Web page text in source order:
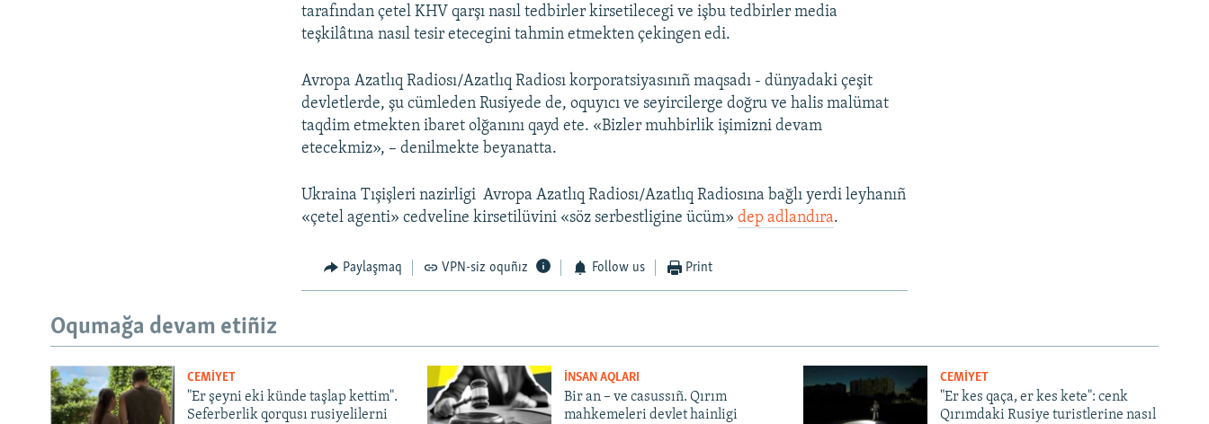
tarafından çetel KHV qarşı nasıl tedbirler kirsetilecegi ve işbu tedbirler media
teşkilâtına nasıl tesir etecegini tahmin etmekten çekingen edi.
Avropa Azatlıq Radiosı/Azatlıq Radiosı korporatsiyasınıñ maqsadı - dünyadaki çeşit
devletlerde, şu cümleden Rusiyede de, oquyıcı ve seyircilerge doğru ve halis malümat
taqdim etmekten ibaret olğanını qayd ete. «Bizler muhbirlik işimizni devam
etecekmiz», – denilmekte beyanatta.
Ukraina Tışişleri nazirligi ​ Avropa Azatlıq Radiosı/Azatlıq Radiosına bağlı yerdi leyhanıñ
«çetel agenti» cedveline kirsetilüvini «söz serbestligine ücüm»dep adlandıra.
Paylaşmaq VPN-siz oquñız Follow us Print
Oqumağa devam etiñiz
CEMİYET
"Er şeyni eki künde taşlap kettim".
Seferberlik qorqusı rusiyelilerni
İNSAN AQLARI
Bir an – ve casussıñ. Qırım
mahkemeleri devlet hainligi
CEMİYET
"Er kes qaça, er kes kete": cenk
Qırımdaki Rusiye turistlerine nasıl